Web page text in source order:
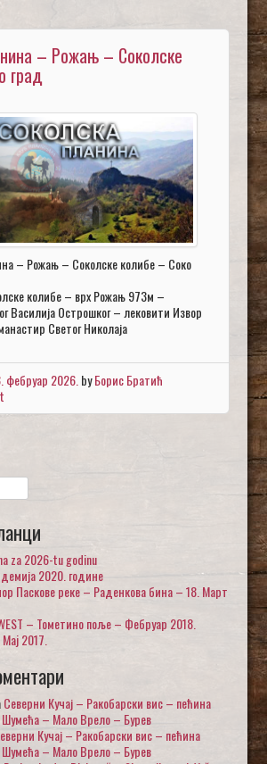
– Рожањ – Соколске
град
– Рожањ – Соколске колибе – Соко
колибе – врх Рожањ 973м –
Василија Острошког – лековити Извор
Светог Николаја
фебруар 2026. byБорис Братић
za 2026-tu godinu
2020. године
Паскове реке – Раденкова бина – 18. Март
– Тометино поље – Фебруар 2018.
2017.
Северни Кучај – Ракобарски вис – пећина
– Мало Врело – Бурев
Кучај – Ракобарски вис – пећина
– Мало Врело – Бурев